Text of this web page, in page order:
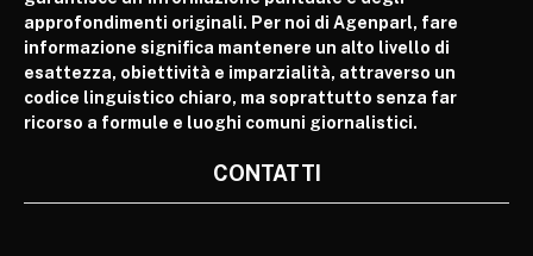
approfondimenti originali. Per noi di Agenparl, fare
informazione significa mantenere un alto livello di
esattezza, obiettività e imparzialità, attraverso un
codice linguistico chiaro, ma soprattutto senza far
ricorso a formule e luoghi comuni giornalistici.
CONTATTI